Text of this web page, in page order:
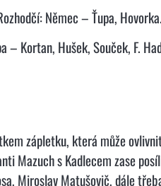
Němec – Ťupa, Hovorka.
– Kortan, Hušek, Souček, F.
zápletku, která může
Mazuch s Kadlecem zase
Miroslav Matušovič, dále